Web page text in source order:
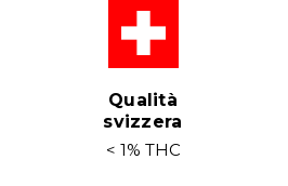
Qualità
svizzera
< 1% THC